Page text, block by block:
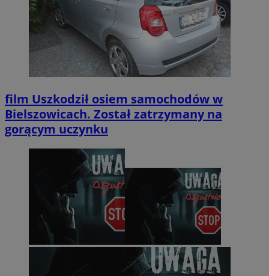
film Uszkodził osiem samochodów w
Bielszowicach. Został zatrzymany na
gorącym uczynku